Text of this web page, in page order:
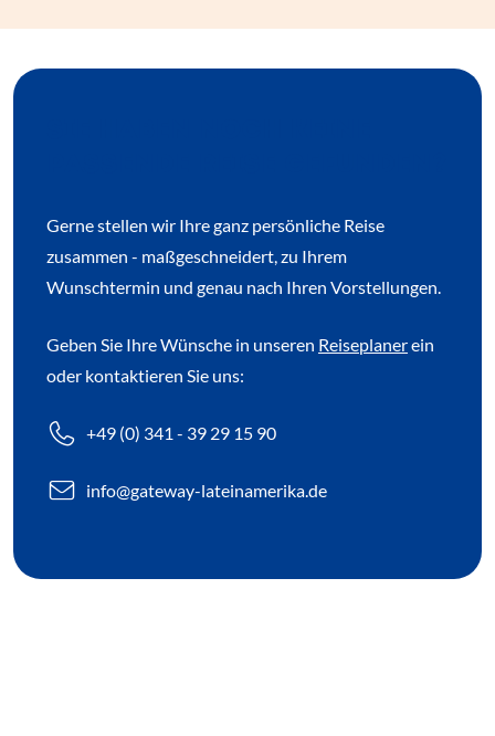
Gerne stellen wir Ihre ganz persönliche Reise
zusammen - maßgeschneidert, zu Ihrem
Wunschtermin und genau nach Ihren Vorstellungen.
Geben Sie Ihre Wünsche in unseren Reiseplanerein
oder kontaktieren Sie uns:
+49 (0) 341 - 39 29 15 90
info@gateway-lateinamerika.de